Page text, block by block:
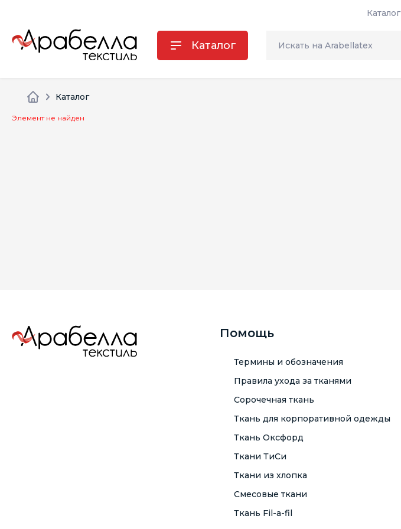
Каталог
Каталог
Каталог
Элемент не найден
Помощь
Термины и обозначения
Правила ухода за тканями
Сорочечная ткань
Ткань для корпоративной одежды
Ткань Оксфорд
Ткани ТиСи
Ткани из хлопка
Смесовые ткани
Ткань Fil-a-fil